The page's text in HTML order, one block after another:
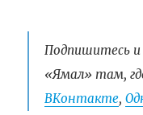
Подпишитесь
«Ямал» там,
ВКонтакте,